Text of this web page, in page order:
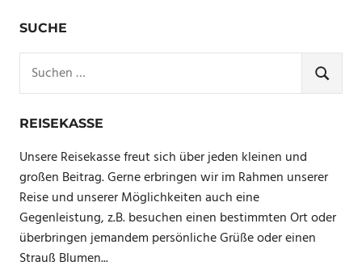
SUCHE
nach:
SUCHEN
REISEKASSE
Unsere Reisekasse freut sich über jeden kleinen und
großen Beitrag. Gerne erbringen wir im Rahmen unserer
Reise und unserer Möglichkeiten auch eine
Gegenleistung, z.B. besuchen einen bestimmten Ort oder
überbringen jemandem persönliche Grüße oder einen
Strauß Blumen...